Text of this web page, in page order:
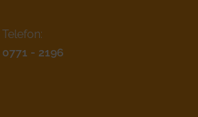
Telefon:
0771 - 2196